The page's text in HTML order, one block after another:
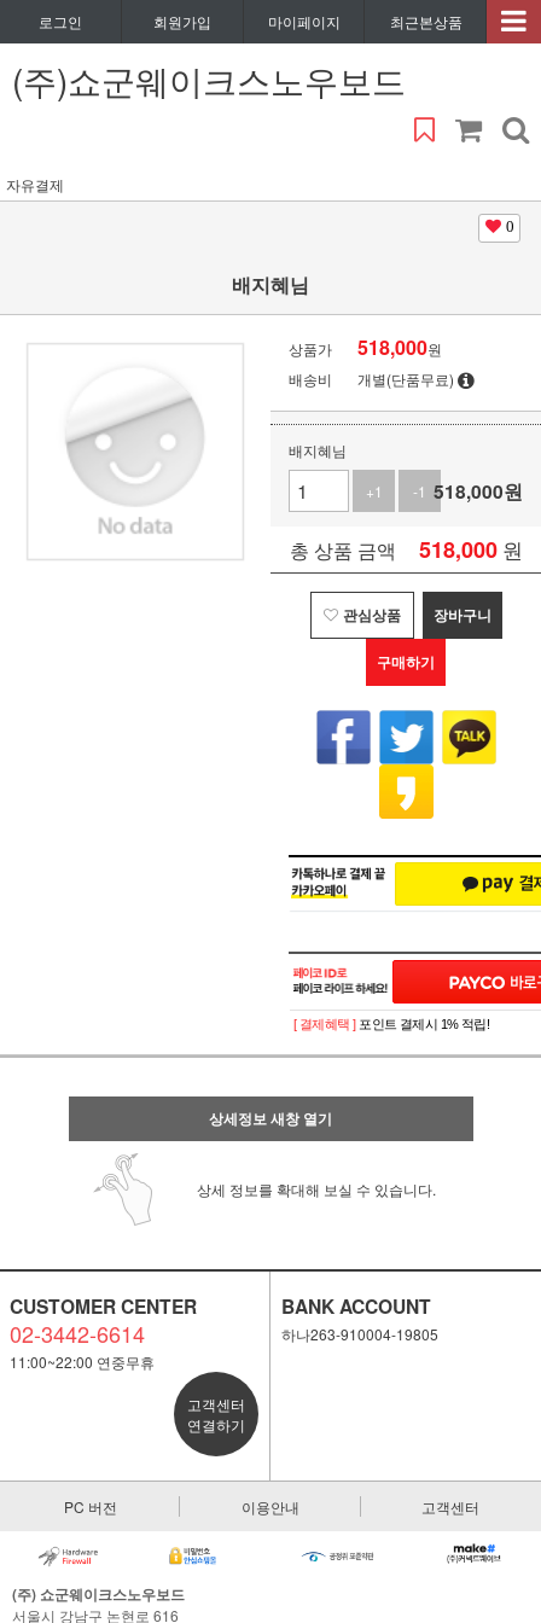
로그인 회원가입 마이페이지 최근본상품
(주)쇼군웨이크스노우보드
자유결제
0
배지혜님
상품가 518,000원
배송비
개별(단품무료)
배지혜님
+1
-1 518,000원
총 상품 금액 518,000 원
관심상품 장바구니
구매하기
페이코 ID로 페
[ 결제혜택 ] 포인트 결제시 1% 적립!
상세정보 새창 열기
상세 정보를 확대해 보실 수 있습니다.
CUSTOMER CENTER
02-3442-6614
11:00~22:00 연중무휴
고객센터
연결하기
BANK ACCOUNT
하나263-910004-19805
PC 버전 이용안내 고객센터
(주) 쇼군웨이크스노우보드
서울시 강남구 논현로 616